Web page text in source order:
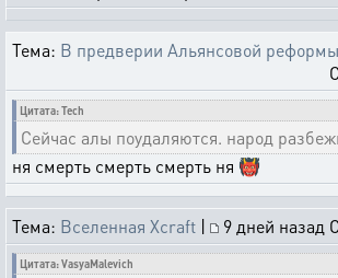
Тема: В предверии Альянсовой реформы
Цитата: Tech
Сейчас алы поудаляются. народ
ня смерть смерть смерть ня 👹
Тема: Вселенная Xcraft | 9 дней назад
Цитата: VasyaMalevich